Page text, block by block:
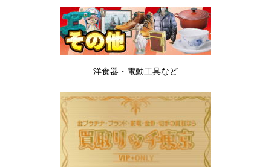
洋食器・電動工具など